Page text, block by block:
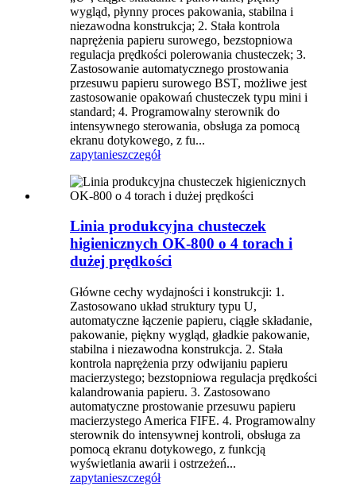
wygląd, płynny proces pakowania, stabilna i
niezawodna konstrukcja; 2. Stała kontrola
naprężenia papieru surowego, bezstopniowa
regulacja prędkości polerowania chusteczek; 3.
Zastosowanie automatycznego prostowania
przesuwu papieru surowego BST, możliwe jest
zastosowanie opakowań chusteczek typu mini i
standard; 4. Programowalny sterownik do
intensywnego sterowania, obsługa za pomocą
ekranu dotykowego, z fu...
zapytanieszczegół
Linia produkcyjna chusteczek
higienicznych OK-800 o 4 torach i
dużej prędkości
Główne cechy wydajności i konstrukcji: 1.
Zastosowano układ struktury typu U,
automatyczne łączenie papieru, ciągłe składanie,
pakowanie, piękny wygląd, gładkie pakowanie,
stabilna i niezawodna konstrukcja. 2. Stała
kontrola naprężenia przy odwijaniu papieru
macierzystego; bezstopniowa regulacja prędkości
kalandrowania papieru. 3. Zastosowano
automatyczne prostowanie przesuwu papieru
macierzystego America FIFE. 4. Programowalny
sterownik do intensywnej kontroli, obsługa za
pomocą ekranu dotykowego, z funkcją
wyświetlania awarii i ostrzeżeń...
zapytanieszczegół